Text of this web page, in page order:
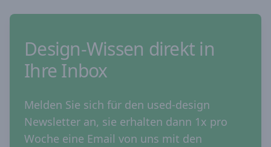
Design-Wissen direkt in
Ihre Inbox
Melden Sie sich für den used-design
Newsletter an, sie erhalten dann 1x pro
Woche eine Email von uns mit den